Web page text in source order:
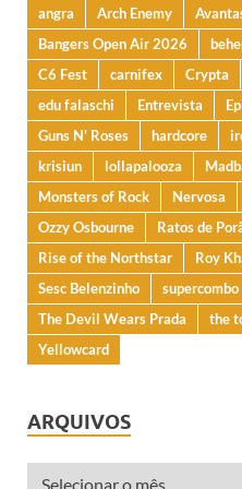
angra Arch Enemy
Bangers Open Air 2026
C6 Fest
carnifex Crypta
edu falaschi
Entrevista
Guns N' Roses
hardcore
krisiun
lollapalooza
Monsters of Rock
Nervosa
Ozzy Osbourne
Ratos de
Rise of the Northstar
Roy
Sesc Belenzinho
supercombo
The Devil Wears Prada
the
Yellowcard
ARQUIVOS